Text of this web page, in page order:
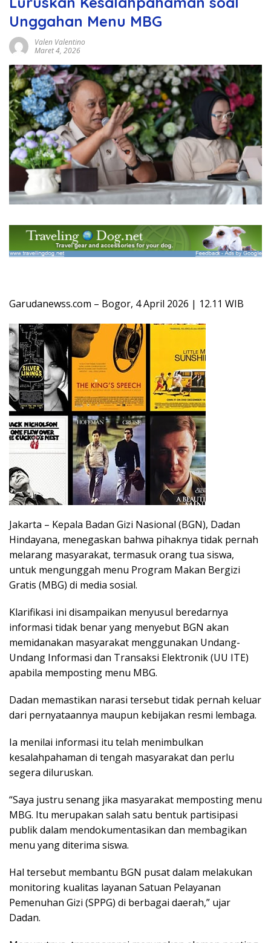
Unggahan Menu MBG
Valen Valentino
Maret 4, 2026
Garudanewss.com – Bogor, 4 April 2026 | 12.11 WIB
Jakarta – Kepala Badan Gizi Nasional (BGN), Dadan
Hindayana, menegaskan bahwa pihaknya tidak pernah
melarang masyarakat, termasuk orang tua siswa,
untuk mengunggah menu Program Makan Bergizi
Gratis (MBG) di media sosial.
Klarifikasi ini disampaikan menyusul beredarnya
informasi tidak benar yang menyebut BGN akan
memidanakan masyarakat menggunakan Undang-
Undang Informasi dan Transaksi Elektronik (UU ITE)
apabila memposting menu MBG.
Dadan memastikan narasi tersebut tidak pernah keluar
dari pernyataannya maupun kebijakan resmi lembaga.
Ia menilai informasi itu telah menimbulkan
kesalahpahaman di tengah masyarakat dan perlu
segera diluruskan.
“Saya justru senang jika masyarakat memposting menu
MBG. Itu merupakan salah satu bentuk partisipasi
publik dalam mendokumentasikan dan membagikan
menu yang diterima siswa.
Hal tersebut membantu BGN pusat dalam melakukan
monitoring kualitas layanan Satuan Pelayanan
Pemenuhan Gizi (SPPG) di berbagai daerah,” ujar
Dadan.